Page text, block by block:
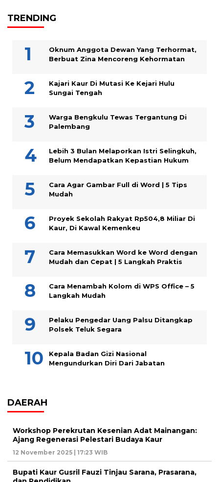
TRENDING
Oknum Anggota Dewan Yang Terhormat,
Berbuat Zina Mencoreng Kehormatan
Kajari Kaur Di Mutasi Ke Kejari Hulu
Sungai Tengah
Warga Bengkulu Tewas Tergantung Di
Palembang
Lebih 3 Bulan Melaporkan Istri Selingkuh,
Belum Mendapatkan Kepastian Hukum
Cara Agar Gambar Full di Word | 5 Tips
Mudah
Proyek Sekolah Rakyat Rp504,8 Miliar Di
Kaur, Di Kawal Kemenkeu
Cara Memasukkan Word ke Word dengan
Mudah dan Cepat | 5 Langkah Praktis
Cara Menambah Kolom di WPS Office – 5
Langkah Mudah
Pelaku Pengedar Uang Palsu Ditangkap
Polsek Teluk Segara
Kepala Badan Gizi Nasional
Mengundurkan Diri Dari Jabatan
DAERAH
Workshop Perekrutan Kesenian Adat Mainangan:
Ajang Regenerasi Pelestari Budaya Kaur
12 November 2025 | 17:23 WIB
Bupati Kaur Gusril Fauzi Tinjau Sarana, Prasarana,